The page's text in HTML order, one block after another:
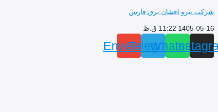
پرش
محتوا
شرکت نیرو افشان برق فارس
1405-05-16 11:22 ق.ظ
Whatsapp
Telegram
Envelope